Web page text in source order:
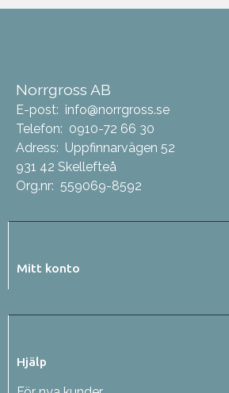
Norrgross AB
E-post: info@norrgross.se
Telefon: 0910-72 66 30
Adress: Uppfinnarvägen 52
931 42 Skellefteå
Org.nr: 559069-8592
Mitt konto
Hjälp